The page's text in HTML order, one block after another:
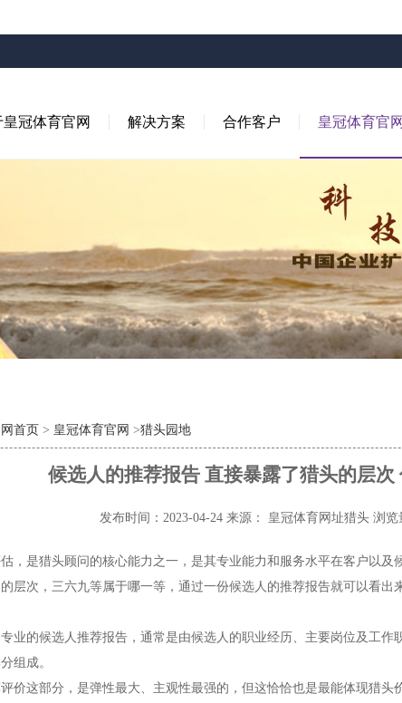
皇冠体育官网 解决方案 合作客户 皇冠体育官网
首页 > 皇冠体育官网 >猎头园地
候选人的推荐报告 直接暴露了猎头的层次
发布时间：2023-04-24 来源： 皇冠体育网址猎头 浏览
，是猎头顾问的核心能力之一，是其专业能力和服务水平在客户以及
层次，三六九等属于哪一等，通过一份候选人的推荐报告就可以看出
业的候选人推荐报告，通常是由候选人的职业经历、主要岗位及工作
组成。
价这部分，是弹性最大、主观性最强的，但这恰恰也是最能体现猎头